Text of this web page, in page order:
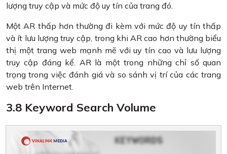
lượng truy cập và mức độ uy tín của trang đó.
Một AR thấp hơn thường đi kèm với mức độ uy tín thấp
và ít lưu lượng truy cập, trong khi AR cao hơn thường biểu
thị một trang web mạnh mẽ với uy tín cao và lưu lượng
truy cập đáng kể. AR là một trong những chỉ số quan
trọng trong việc đánh giá và so sánh vị trí của các trang
web trên Internet.
3.8 Keyword Search Volume